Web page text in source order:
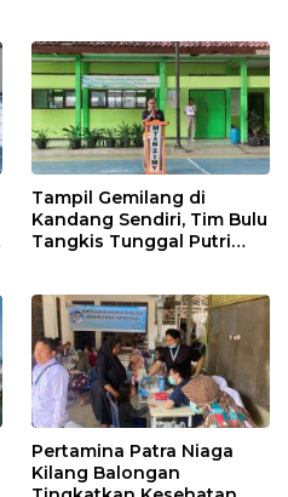
Tampil Gemilang di
Kandang Sendiri, Tim Bulu
Tangkis Tunggal Putri
Jatibarang 2026
Pertamina Patra Niaga
Kilang Balongan